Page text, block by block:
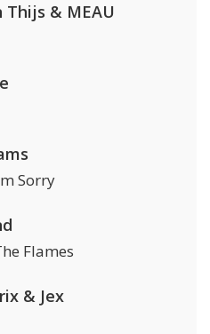
Thijs & MEAU
Sorry
Flames
& Jex